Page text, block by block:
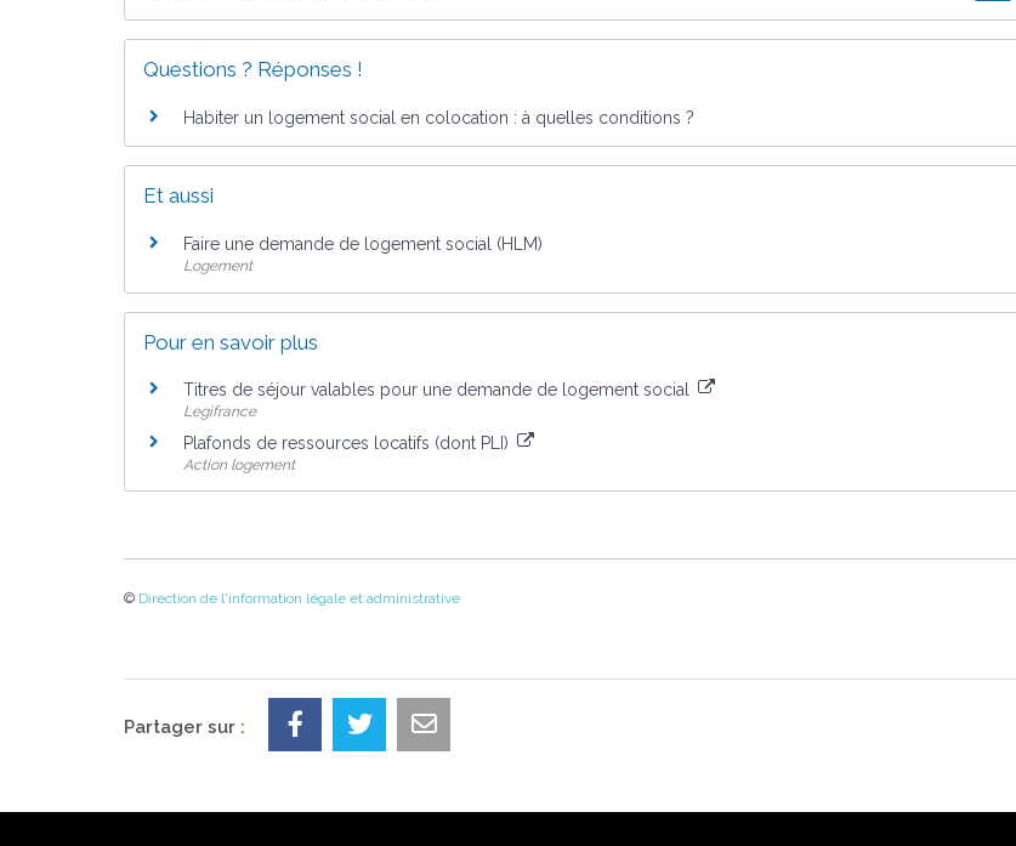
Questions ? Réponses !
Habiter un logement social en colocation : à quelles conditions ?
Et aussi
Faire une demande de logement social (HLM)
Logement
Pour en savoir plus
Titres de séjour valables pour une demande de logement social
Legifrance
Plafonds de ressources locatifs (dont PLI)
Action logement
© Direction de l'information légale et administrative
Partager sur :